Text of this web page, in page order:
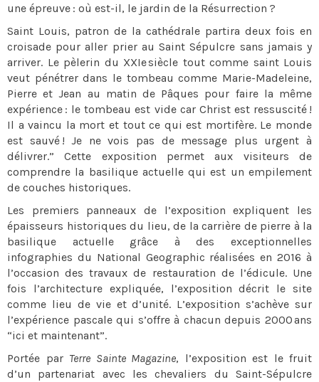
une épreuve : où est-il, le jardin de la Résurrection ?
Saint Louis, patron de la cathédrale partira deux fois en
croisade pour aller prier au Saint Sépulcre sans jamais y
arriver. Le pèlerin du XXIe siècle tout comme saint Louis
veut pénétrer dans le tombeau comme Marie-Madeleine,
Pierre et Jean au matin de Pâques pour faire la même
expérience : le tombeau est vide car Christ est ressuscité !
Il a vaincu la mort et tout ce qui est mortifère. Le monde
est sauvé ! Je ne vois pas de message plus urgent à
délivrer.” Cette exposition permet aux visiteurs de
comprendre la basilique actuelle qui est un empilement
de couches historiques.
Les premiers panneaux de l’exposition expliquent les
épaisseurs historiques du lieu, de la carrière de pierre à la
basilique actuelle grâce à des exceptionnelles
infographies du National Geographic réalisées en 2016 à
l’occasion des travaux de restauration de l’édicule. Une
fois l’architecture expliquée, l’exposition décrit le site
comme lieu de vie et d’unité. L’exposition s’achève sur
l’expérience pascale qui s’offre à chacun depuis 2000 ans
“ici et maintenant”.
Portée par Terre Sainte Magazine, l’exposition est le fruit
d’un partenariat avec les chevaliers du Saint-Sépulcre